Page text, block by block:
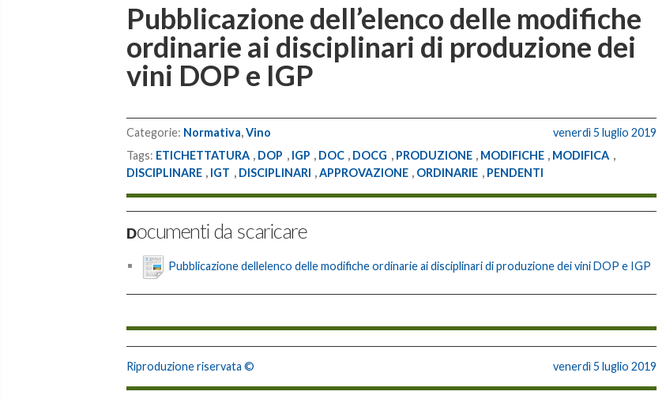
Pubblicazione dell’elenco delle modifiche
ordinarie ai disciplinari di produzione dei
vini DOP e IGP
venerdì 5 luglio 2019
Categorie: Normativa,Vino
Tags: ETICHETTATURA , DOP , IGP , DOC , DOCG , PRODUZIONE , MODIFICHE , MODIFICA ,
DISCIPLINARE , IGT , DISCIPLINARI ,APPROVAZIONE , ORDINARIE , PENDENTI
Documenti da scaricare
Pubblicazione dellelenco delle modifiche ordinarie ai disciplinari di produzione dei vini DOP e IGP
Riproduzione riservata © venerdì 5 luglio 2019